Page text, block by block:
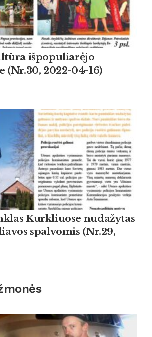
išpopuliarėjo
(Nr.30, 2022-04-16)
Kurkliuose nudažytas
spalvomis (Nr.29,